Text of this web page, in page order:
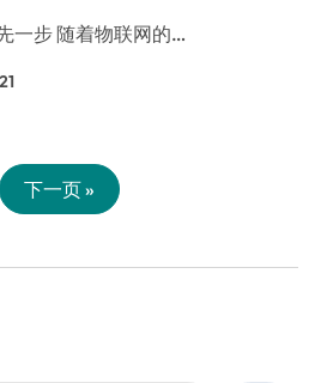
一步 随着物联网的…
下一页 »